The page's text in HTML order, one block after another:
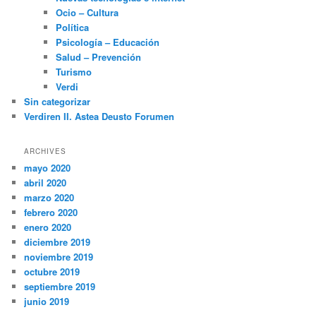
Ocio – Cultura
Política
Psicología – Educación
Salud – Prevención
Turismo
Verdi
Sin categorizar
Verdiren II. Astea Deusto Forumen
ARCHIVES
mayo 2020
abril 2020
marzo 2020
febrero 2020
enero 2020
diciembre 2019
noviembre 2019
octubre 2019
septiembre 2019
junio 2019